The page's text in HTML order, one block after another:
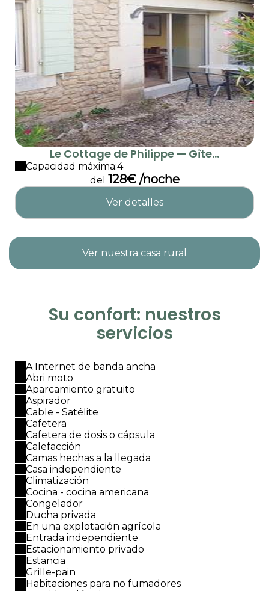
Le Cottage de Philippe — Gîte...
Capacidad máxima:4
del 128€ /noche
Ver detalles
Ver nuestra casa rural
Su confort: nuestros
servicios
A Internet de banda ancha
Abri moto
Aparcamiento gratuito
Aspirador
Cable - Satélite
Cafetera
Cafetera de dosis o cápsula
Calefacción
Camas hechas a la llegada
Casa independiente
Climatización
Cocina - cocina americana
Congelador
Ducha privada
En una explotación agrícola
Entrada independiente
Estacionamiento privado
Estancia
Grille-pain
Habitaciones para no fumadores